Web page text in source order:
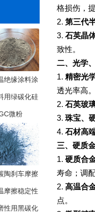
绝缘涂料涂
用绿碳化硅
微粉
陶刹车摩擦
摩擦稳定性
性用黑碳化
格损伤，
2. 第三代
3. 石英晶
致性。
二、光学
1. 精密光
透光率高
2. 石英玻
3. 珠宝、
4. 石材高
三、硬质
1. 硬质合
寿命；调
2. 高温合
点。